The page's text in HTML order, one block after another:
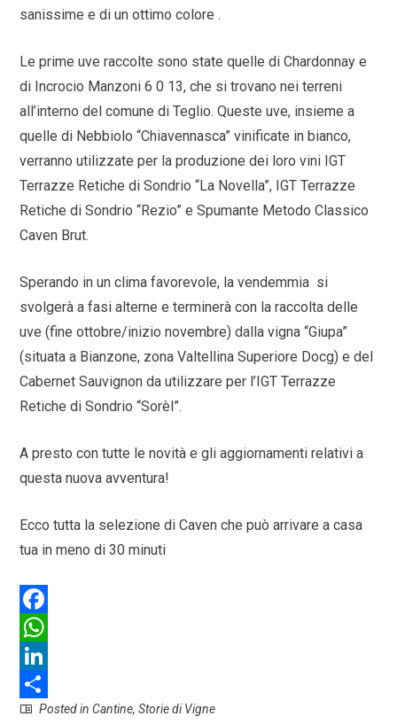
sanissime e di un ottimo colore .
Le prime uve raccolte sono state quelle di Chardonnay e
di Incrocio Manzoni 6 0 13, che si trovano nei terreni
all’interno del comune di Teglio. Queste uve, insieme a
quelle di Nebbiolo “Chiavennasca” vinificate in bianco,
verranno utilizzate per la produzione dei loro vini IGT
Terrazze Retiche di Sondrio “La Novella”, IGT Terrazze
Retiche di Sondrio “Rezio” e Spumante Metodo Classico
Caven Brut.
Sperando in un clima favorevole, la vendemmia si
svolgerà a fasi alterne e terminerà con la raccolta delle
uve (fine ottobre/inizio novembre) dalla vigna “Giupa”
(situata a Bianzone, zona Valtellina Superiore Docg) e del
Cabernet Sauvignon da utilizzare per l’IGT Terrazze
Retiche di Sondrio “Sorèl”.
A presto con tutte le novità e gli aggiornamenti relativi a
questa nuova avventura!
Ecco tutta la selezione di Caven che può arrivare a casa
tua in meno di 30 minuti
F
a
c
e
W
h
a
L
iS
Posted in Cantine,Storie di Vigne